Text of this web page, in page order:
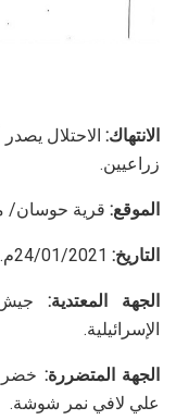
الانتهاك: الاحتلال
زراعيين.
الموقع: قرية حوسان/
التاريخ:
الجهة المعتدية: جيش
الإسرائيلية.
الجهة المتضررة: خضر
علي لافي نمر شوشة.